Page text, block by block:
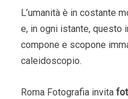
L’umanità è in costante
e, in ogni istante, questo
compone e scopone
caleidoscopio.
Roma Fotografia invita